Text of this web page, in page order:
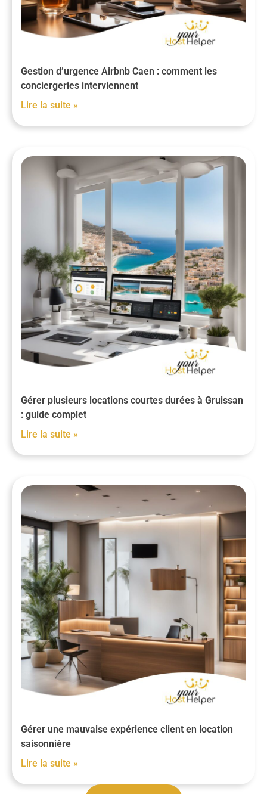
Gestion d’urgence Airbnb Caen : comment les
conciergeries interviennent
Lire la suite »
Gérer plusieurs locations courtes durées à Gruissan
: guide complet
Lire la suite »
Gérer une mauvaise expérience client en location
saisonnière
Lire la suite »